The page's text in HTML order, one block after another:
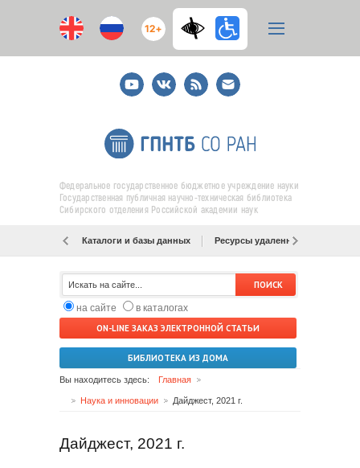
12+
YoutubeВКонтакте
RSS
E-
mail
подписка
Федеральное государственное бюджетное учреждение науки
Государственная публичная научно-техническая библиотека
Сибирского отделения Российской академии наук
Каталоги и базы данных Ресурсы удаленного доступа
на сайте
в каталогах
ON-LINE ЗАКАЗ ЭЛЕКТРОННОЙ СТАТЬИ
БИБЛИОТЕКА ИЗ ДОМА
Вы находитесь здесь: Главная
Наука и инновации Дайджест, 2021 г.
Дайджест, 2021 г.